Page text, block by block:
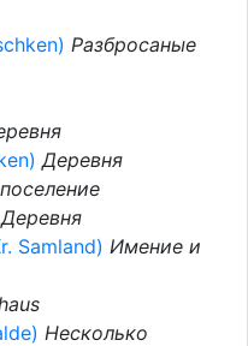
Разбросаные
Деревня
Деревня
Samland) Имение и
Несколько